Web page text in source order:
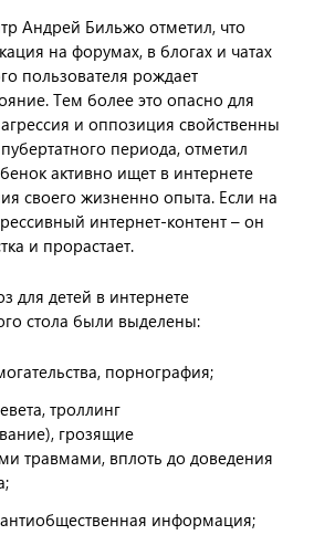
Андрей Бильжо отметил, что
на форумах, в блогах и чатах
пользователя рождает
Тем более это опасно для
и оппозиция свойственны
периода, отметил
активно ищет в интернете
своего жизненно опыта. Если на
интернет-контент – он
и прорастает.
для детей в интернете
стола были выделены:
порнография;
троллинг
грозящие
травмами, вплоть до доведения
антиобщественная информация;